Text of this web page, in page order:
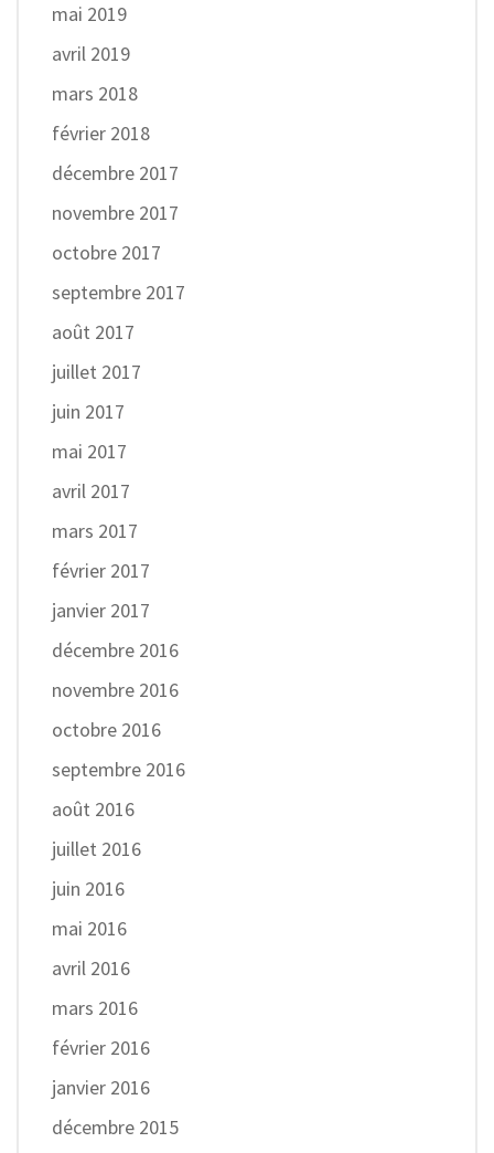
mai 2019
avril 2019
mars 2018
février 2018
décembre 2017
novembre 2017
octobre 2017
septembre 2017
août 2017
juillet 2017
juin 2017
mai 2017
avril 2017
mars 2017
février 2017
janvier 2017
décembre 2016
novembre 2016
octobre 2016
septembre 2016
août 2016
juillet 2016
juin 2016
mai 2016
avril 2016
mars 2016
février 2016
janvier 2016
décembre 2015